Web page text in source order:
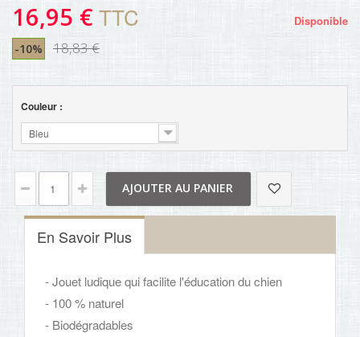
16,95 € TTC
-10% 18,83 €
Disponible
Couleur :
Bleu
AJOUTER AU PANIER
En Savoir Plus
- Jouet ludique qui facilite l'éducation du chien
- 100 % naturel
- Biodégradables